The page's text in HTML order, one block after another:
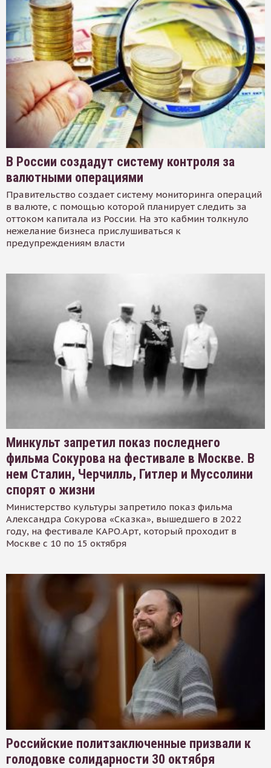
В России создадут систему контроля за
валютными операциями
Правительство создает систему мониторинга операций
в валюте, с помощью которой планирует следить за
оттоком капитала из России. На это кабмин толкнуло
нежелание бизнеса прислушиваться к
предупреждениям власти
Минкульт запретил показ последнего
фильма Сокурова на фестивале в Москве. В
нем Сталин, Черчилль, Гитлер и Муссолини
спорят о жизни
Министерство культуры запретило показ фильма
Александра Сокурова «Сказка», вышедшего в 2022
году, на фестивале КАРО.Арт, который проходит в
Москве с 10 по 15 октября
Российские политзаключенные призвали к
голодовке солидарности 30 октября